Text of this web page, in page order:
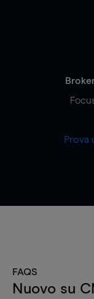
Prova
FAQS
Nuovo su